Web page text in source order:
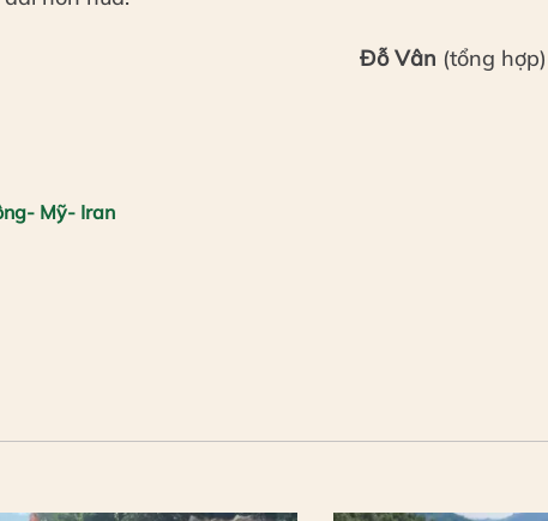
Đỗ Vân (tổng hợp)
Mỹ- Iran